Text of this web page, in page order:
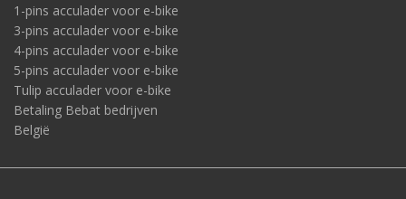
1-pins acculader voor e-bike
3-pins acculader voor e-bike
4-pins acculader voor e-bike
5-pins acculader voor e-bike
Tulip acculader voor e-bike
Betaling Bebat bedrijven
België